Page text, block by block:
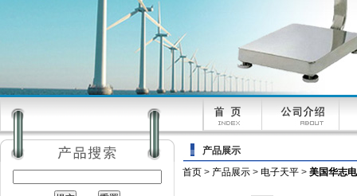
产品展示
首页 > 产品展示 > 电子天平 > 美国华志